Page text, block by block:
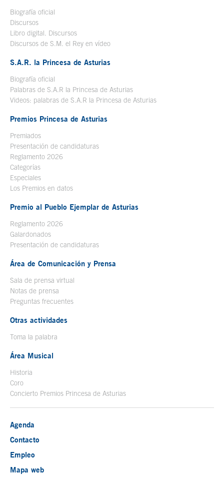
Biografía oficial
Discursos
Libro digital. Discursos
Discursos de S.M. el Rey en vídeo
S.A.R. la Princesa de Asturias
Biografía oficial
Palabras de S.A.R la Princesa de Asturias
Videos: palabras de S.A.R la Princesa de Asturias
Premios Princesa de Asturias
Premiados
Presentación de candidaturas
Reglamento 2026
Categorías
Especiales
Los Premios en datos
Premio al Pueblo Ejemplar de Asturias
Reglamento 2026
Galardonados
Presentación de candidaturas
Área de Comunicación y Prensa
Sala de prensa virtual
Notas de prensa
Preguntas frecuentes
Otras actividades
Toma la palabra
Área Musical
Historia
Coro
Concierto Premios Princesa de Asturias
Agenda
Contacto
Empleo
Mapa web